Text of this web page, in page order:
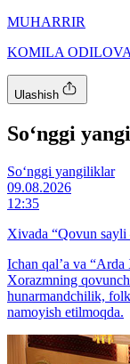
MUHARRIR
KOMILA ODILOVA
Ulashish
So‘nggi
So‘nggi yangiliklar
09.08.2026
12:35
Xivada “Qovun sayli
Ichan qal’a va “Arda
Xorazmning
hunarmandchilik,
namoyish etilmoqda.